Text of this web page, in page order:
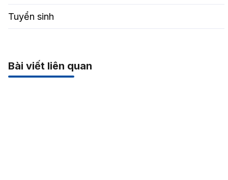
Tuyển sinh
Bài viết liên quan